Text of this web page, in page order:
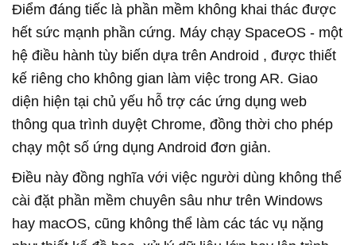
Điểm đáng tiếc là phần mềm không khai thác được
hết sức mạnh phần cứng. Máy chạy SpaceOS - một
hệ điều hành tùy biến dựa trên Android , được thiết
kế riêng cho không gian làm việc trong AR. Giao
diện hiện tại chủ yếu hỗ trợ các ứng dụng web
thông qua trình duyệt Chrome, đồng thời cho phép
chạy một số ứng dụng Android đơn giản.
Điều này đồng nghĩa với việc người dùng không thể
cài đặt phần mềm chuyên sâu như trên Windows
hay macOS, cũng không thể làm các tác vụ nặng